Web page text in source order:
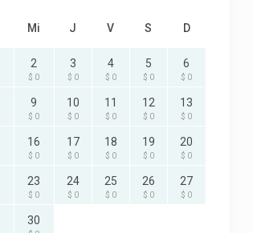
Mi J V S D
2
$ 0
3
$ 0
4
$ 0
5
$ 0
6
$ 0
9
$ 0
10
$ 0
11
$ 0
12
$ 0
13
$ 0
16
$ 0
17
$ 0
18
$ 0
19
$ 0
20
$ 0
23
$ 0
24
$ 0
25
$ 0
26
$ 0
27
$ 0
30